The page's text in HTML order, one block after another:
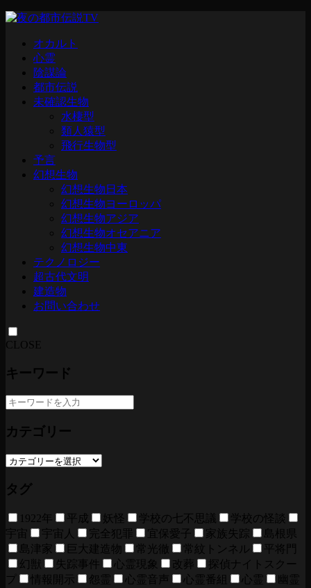
オカルト
心霊
陰謀論
都市伝説
未確認生物
水棲型
類人猿型
飛行生物型
予言
幻想生物
幻想生物日本
幻想生物ヨーロッパ
幻想生物アジア
幻想生物オセアニア
幻想生物中東
テクノロジー
超古代文明
建造物
お問い合わせ
CLOSE
キーワード
カテゴリー
タグ
1922年 平成 妖怪 学校の七不思議
学校の怪談
宇宙
宇宙人 完全犯罪 宜保愛子 家族失踪
島根県
島津家
巨大建造物 常光徹 常紋トンネル
平将門
幻獣
失踪事件 心霊現象 改葬
探偵ナイトスクー
プ
情報開示 怨霊 心霊音声 心霊番組 心霊
幽霊